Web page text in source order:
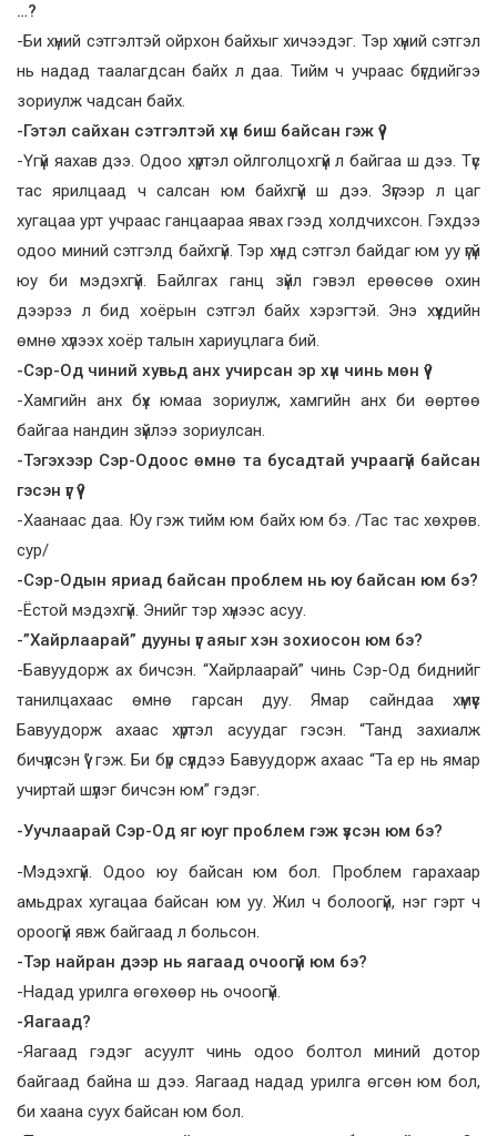
…?
-Би хүний сэтгэлтэй ойрхон байхыг хичээдэг. Тэр хүний сэтгэл
нь надад таалагдсан байх л даа. Тийм ч учраас бүгдийгээ
зориулж чадсан байх.
-Гэтэл сайхан сэтгэлтэй хүн биш байсан гэж үү?
-Үгүй яахав дээ. Одоо хүртэл ойлголцохгүй л байгаа ш дээ. Түс
тас ярилцаад ч салсан юм байхгүй ш дээ. Зүгээр л цаг
хугацаа урт учраас ганцаараа явах гээд холдчихсон. Гэхдээ
одоо миний сэтгэлд байхгүй. Тэр хүнд сэтгэл байдаг юм уу үгүй
юу би мэдэхгүй. Байлгах ганц зүйл гэвэл ерөөсөө охин
дээрээ л бид хоёрын сэтгэл байх хэрэгтэй. Энэ хүүхдийн
өмнө хүлээх хоёр талын хариуцлага бий.
-Сэр-Од чиний хувьд анх учирсан эр хүн чинь мөн үү?
-Хамгийн анх бүх юмаа зориулж, хамгийн анх би өөртөө
байгаа нандин зүйлээ зориулсан.
-Тэгэхээр Сэр-Одоос өмнө та бусадтай учраагүй байсан
гэсэн үг үү?
-Хаанаас даа. Юу гэж тийм юм байх юм бэ. /Тас тас хөхрөв.
сур/
-Сэр-Одын яриад байсан проблем нь юу байсан юм бэ?
-Ёстой мэдэхгүй. Энийг тэр хүнээс асуу.
-”Хайрлаарай” дууны үг аяыг хэн зохиосон юм бэ?
-Бавуудорж ах бичсэн. “Хайрлаарай” чинь Сэр-Од биднийг
танилцахаас өмнө гарсан дуу. Ямар сайндаа хүмүүс
Бавуудорж ахаас хүртэл асуудаг гэсэн. “Танд захиалж
бичүүлсэн үү” гэж. Би бүр сүүлдээ Бавуудорж ахаас “Та ер нь ямар
учиртай шүлэг бичсэн юм” гэдэг.
-Уучлаарай Сэр-Од яг юуг проблем гэж үзсэн юм бэ?
-Мэдэхгүй. Одоо юу байсан юм бол. Проблем гарахаар
амьдрах хугацаа байсан юм уу. Жил ч болоогүй, нэг гэрт ч
ороогүй явж байгаад л больсон.
-Тэр найран дээр нь яагаад очоогүй юм бэ?
-Надад урилга өгөхөөр нь очоогүй.
-Яагаад?
-Яагаад гэдэг асуулт чинь одоо болтол миний дотор
байгаад байна ш дээ. Яагаад надад урилга өгсөн юм бол,
би хаана суух байсан юм бол.